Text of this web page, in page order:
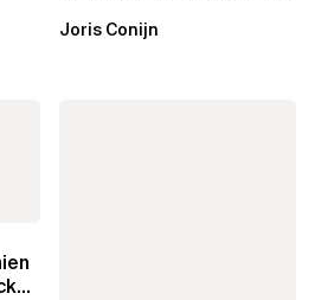
AgentCore...
Joris Conijn